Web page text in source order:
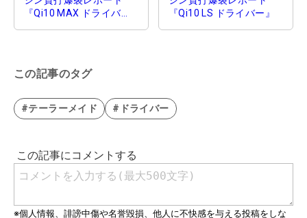
『Qi10 MAX ドライバ
『Qi10 LS ドライバー』
この記事のタグ
#テーラーメイド #ドライバー